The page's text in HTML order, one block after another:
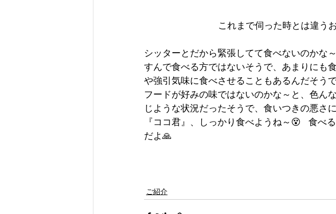
これまで伺った時とは違う
シッターとだから緊張してて食べないのかな
すんで食べる方ではないそうで、あまりにも
や強引気味に食べさせることもあるんだそう
フードが好みの味ではないのかな～と、色ん
じような状況だったそうで、食いつきの悪さ
『ココ君』、しっかり食べようね～😵   食べ
だよ🙏
ご紹介